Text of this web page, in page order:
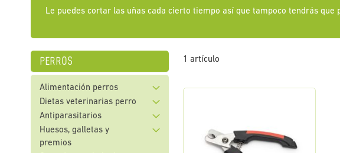
Le puedes cortar las uñas cada cierto tiempo así que tampoco tendrás
1 artículo
perros
Alimentación perros
Dietas veterinarias perro
Antiparasitarios
Huesos, galletas y
premios